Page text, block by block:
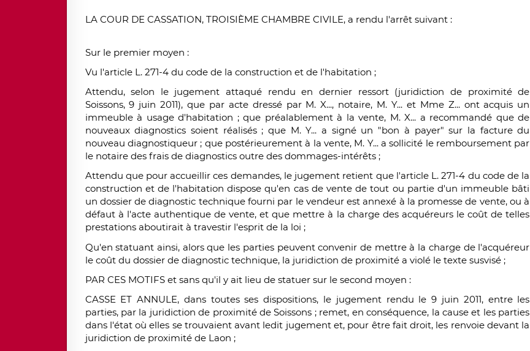
LA COUR DE CASSATION, TROISIÈME CHAMBRE CIVILE, a rendu l'arrêt suivant :
Sur le premier moyen :
Vu l'article L. 271-4 du code de la construction et de l'habitation ;
Attendu, selon le jugement attaqué rendu en dernier ressort (juridiction de proximité de
Soissons, 9 juin 2011), que par acte dressé par M. X..., notaire, M. Y... et Mme Z... ont acquis un
immeuble à usage d'habitation ; que préalablement à la vente, M. X... a recommandé que de
nouveauxdiagnostics soient réalisés ; que M. Y... a signé un "bon à payer" sur la facture du
nouveau diagnostiqueur ; que postérieurement à la vente, M. Y... a sollicité le remboursement par
le notaire des frais de diagnostics outre des dommages-intérêts ;
Attendu que pour accueillir ces demandes, le jugement retient que l'article L. 271-4 du code de la
construction et de l'habitation dispose qu'en cas de vente de tout ou partie d'un immeuble bâti
un dossier dediagnostic techniquefourni par le vendeur est annexé à la promesse de vente, ou à
défaut à l'acte authentique de vente, et que mettre à la charge des acquéreurs le coût de telles
prestations aboutirait à travestir l'esprit de la loi ;
Qu'en statuant ainsi, alors que les parties peuvent convenir de mettre à la charge de l'acquéreur
le coût du dossier de diagnostic technique, la juridiction de proximité a violé le texte susvisé ;
PAR CES MOTIFS et sans qu'il y ait lieu de statuer sur le second moyen :
CASSE ET ANNULE, dans toutes ses dispositions, le jugement rendu le 9 juin 2011, entre les
parties, par la juridiction de proximité de Soissons ; remet, en conséquence, la cause et les parties
dans l'état où elles se trouvaient avant ledit jugement et, pour être fait droit, les renvoie devant la
juridiction de proximité de Laon ;